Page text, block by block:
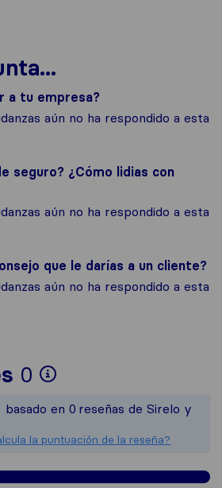
a tu empresa?
aún no ha respondido a esta
seguro? ¿Cómo lidias con
aún no ha respondido a esta
que le darías a un cliente?
aún no ha respondido a esta
0
Para ofrecerte
Todas las
basado en 0 reseñas de Sirelo y
la puntuación de la reseña?